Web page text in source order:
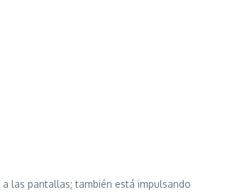
las pantallas; también está impulsando